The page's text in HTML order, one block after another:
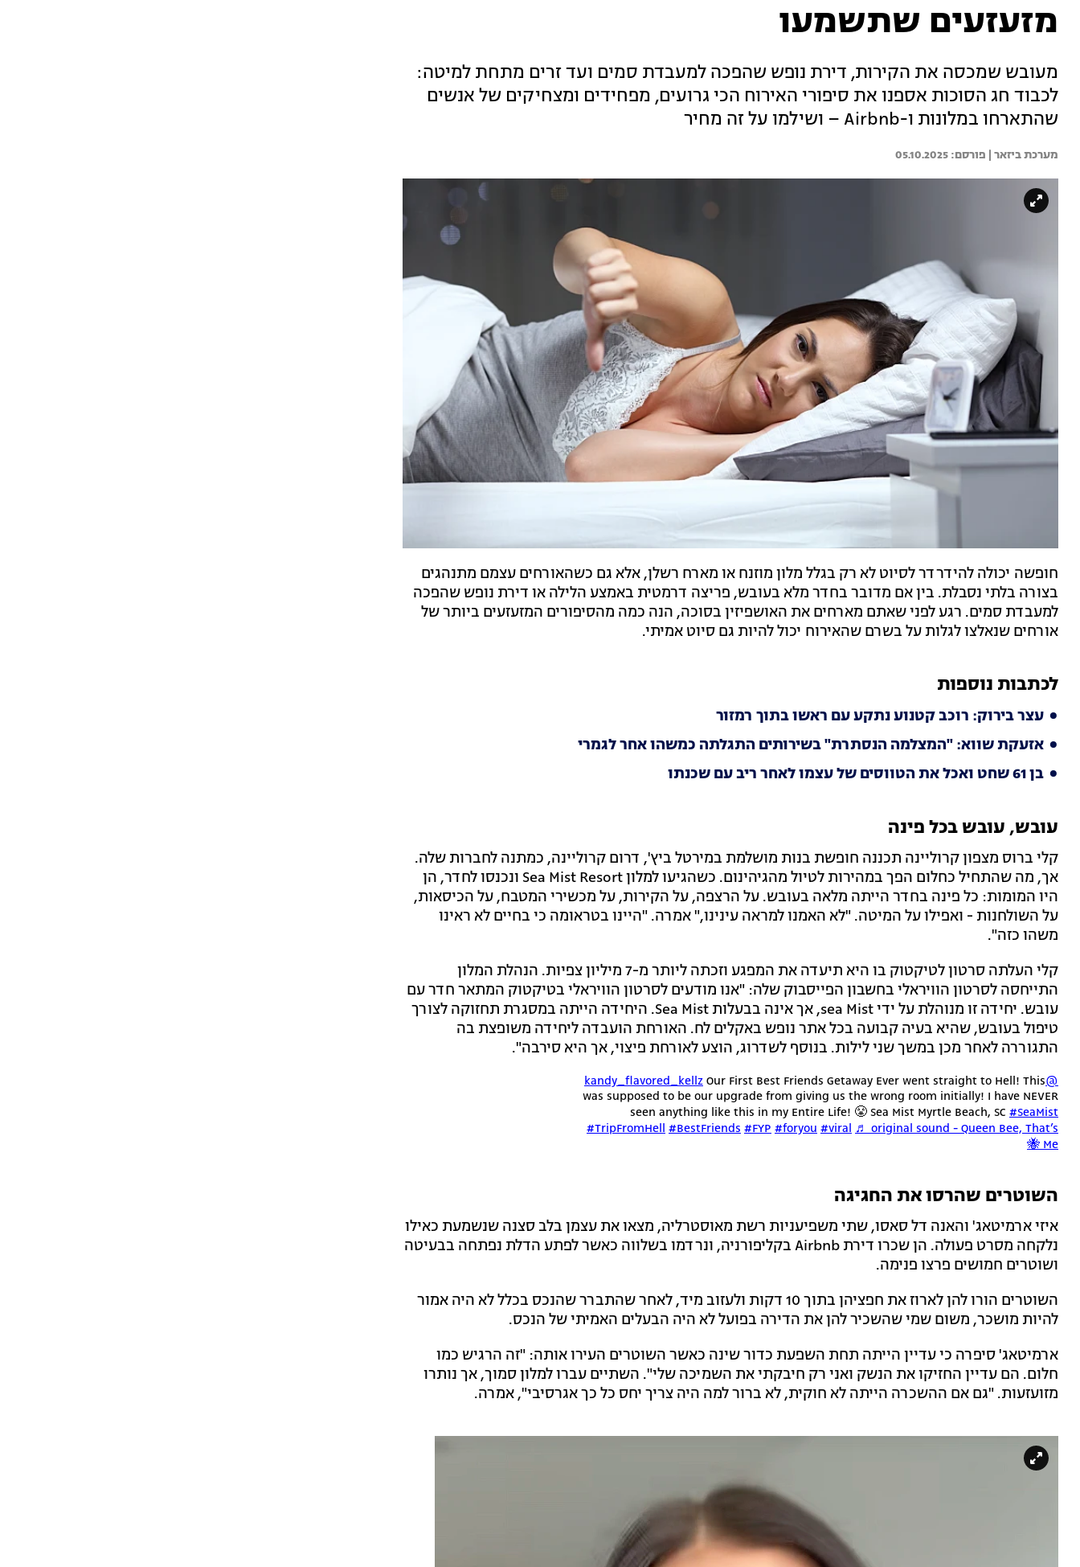
מזעזעים שתשמעו
מעובש שמכסה את הקירות, דירת נופש שהפכה למעבדת סמים ועד זרים מתחת למיטה:
לכבוד חג הסוכות אספנו את סיפורי האירוח הכי גרועים, מפחידים ומצחיקים של אנשים
שהתארחו במלונות ו-Airbnb – ושילמו על זה מחיר
מערכת ביזאר | 05.10.2025
חופשה יכולה להידרדר לסיוט לא רק בגלל מלון מוזנח או מארח רשלן, אלא גם כשהאורחים עצמם מתנהגים
בצורה בלתי נסבלת. בין אם מדובר בחדר מלא בעובש, פריצה דרמטית באמצע הלילה או דירת נופש שהפכה
למעבדת סמים. רגע לפני שאתם מארחים את האושפיזין בסוכה, הנה כמה מהסיפורים המזעזעים ביותר של
אורחים שנאלצו לגלות על בשרם שהאירוח יכול להיות גם סיוט אמיתי.
לכתבות נוספות
עצר בירוק: רוכב קטנוע נתקע עם ראשו בתוך רמזור
אזעקת שווא: "המצלמה הנסתרת" בשירותים התגלתה כמשהו אחר לגמרי
בן 61 שחט ואכל את הטווסים של עצמו לאחר ריב עם שכנתו
עובש, עובש בכל פינה
קלי ברוס מצפון קרוליינה תכננה חופשת בנות מושלמת במירטל ביץ', דרום קרוליינה, כמתנה לחברות שלה.
אך, מה שהתחיל כחלום הפך במהירות לטיול מהגיהינום. כשהגיעו למלון Sea Mist Resort ונכנסו לחדר, הן
היו המומות: כל פינה בחדר הייתה מלאה בעובש. על הרצפה, על הקירות, על מכשירי המטבח, על הכיסאות,
על השולחנות - ואפילו על המיטה. "לא האמנו למראה עינינו," אמרה. "היינו בטראומה כי בחיים לא ראינו
משהו כזה".
קלי העלתה סרטון לטיקטוק בו היא תיעדה את המפגע וזכתה ליותר מ-7 מיליון צפיות. הנהלת המלון
התייחסה לסרטון הוויראלי בחשבון הפייסבוק שלה: "אנו מודעים לסרטון הוויראלי בטיקטוק המתאר חדר עם
עובש. יחידה זו מנוהלת על ידי sea Mist, אך אינה בבעלות Sea Mist. היחידה הייתה במסגרת תחזוקה לצורך
טיפול בעובש, שהיא בעיה קבועה בכל אתר נופש באקלים לח. האורחת הועבדה ליחידה משופצת בה
התגוררה לאחר מכן במשך שני לילות. בנוסף לשדרוג, הוצע לאורחת פיצוי, אך היא סירבה".
@kandy_flavored_kellz
Our First Best Friends Getaway Ever went straight to Hell! This
was supposed to be our upgrade from giving us the wrong room initially! I have NEVER
seen anything like this in my Entire Life! 😤 Sea Mist Myrtle Beach, SC #SeaMist
#TripFromHell #BestFriends #FYP #foryou #viral ♬ original sound - Queen Bee, That’s
Me 🐝
השוטרים שהרסו את החגיגה
איזי ארמיטאג' והאנה דל סאסו, שתי משפיעניות רשת מאוסטרליה, מצאו את עצמן בלב סצנה שנשמעת כאילו
נלקחה מסרט פעולה. הן שכרו דירת Airbnb בקליפורניה, ונרדמו בשלווה כאשר לפתע הדלת נפתחה בבעיטה
ושוטרים חמושים פרצו פנימה.
השוטרים הורו להן לארוז את חפציהן בתוך 10 דקות ולעזוב מיד, לאחר שהתברר שהנכס בכלל לא היה אמור
להיות מושכר, משום שמי שהשכיר להן את הדירה בפועל לא היה הבעלים האמיתי של הנכס.
ארמיטאג' סיפרה כי עדיין הייתה תחת השפעת כדור שינה כאשר השוטרים העירו אותה: "זה הרגיש כמו
חלום. הם עדיין החזיקו את הנשק ואני רק חיבקתי את השמיכה שלי". השתיים עברו למלון סמוך, אך נותרו
מזועזעות. "גם אם ההשכרה הייתה לא חוקית, לא ברור למה היה צריך יחס כל כך אגרסיבי", אמרה.